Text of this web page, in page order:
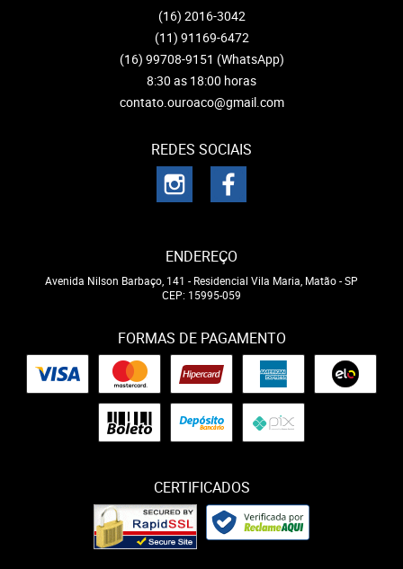
(16) 2016-3042
(11) 91169-6472
(16) 99708-9151 (WhatsApp)
8:30 as 18:00 horas
contato.ouroaco@gmail.com
REDES SOCIAIS
ENDEREÇO
Avenida Nilson Barbaço, 141 - Residencial Vila Maria, Matão-SP
CEP: 15995-059
FORMAS DE PAGAMENTO
CERTIFICADOS